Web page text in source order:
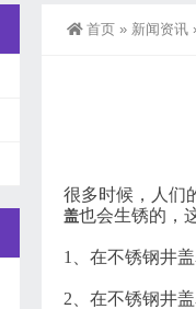
首页 » 新闻资讯
很多时候，人们
盖也会生锈的，
1、在不锈钢井
2、在不锈钢井